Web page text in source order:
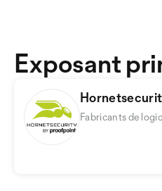
Fabricants de
Exposant